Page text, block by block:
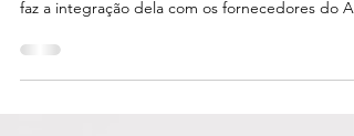
dropshipping Shopify
Oberlo e um aplicativo que automatiza os